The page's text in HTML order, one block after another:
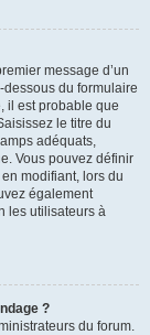
message d’un
du formulaire
il est probable que
le titre du
adéquats,
Vous pouvez définir
modifiant, lors du
également
les utilisateurs à
?
du forum.